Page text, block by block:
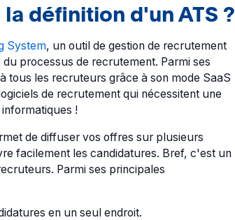
définition d'un ATS ?
System, un outil de gestion de recrutement
processus de recrutement. Parmi ses
tous les recruteurs grâce à son mode SaaS
de recrutement qui nécessitent une
!
de diffuser vos offres sur plusieurs
facilement les candidatures. Bref, c'est un
Parmi ses principales
en un seul endroit.